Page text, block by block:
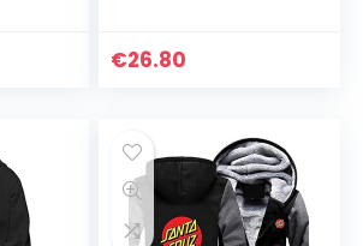
€26.80